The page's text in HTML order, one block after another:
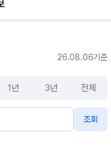
26.08.06기준
1년 3년 전체
조회